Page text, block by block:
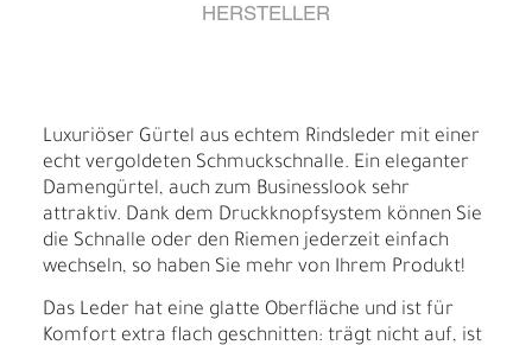
HERSTELLER
Luxuriöser Gürtel aus echtem Rindsleder mit einer
echt vergoldeten Schmuckschnalle. Ein eleganter
Damengürtel, auch zum Businesslook sehr
attraktiv. Dank dem Druckknopfsystem können Sie
die Schnalle oder den Riemen jederzeit einfach
wechseln, so haben Sie mehr von Ihrem Produkt!
Das Leder hat eine glatte Oberfläche und ist für
Komfort extra flach geschnitten: trägt nicht auf, ist